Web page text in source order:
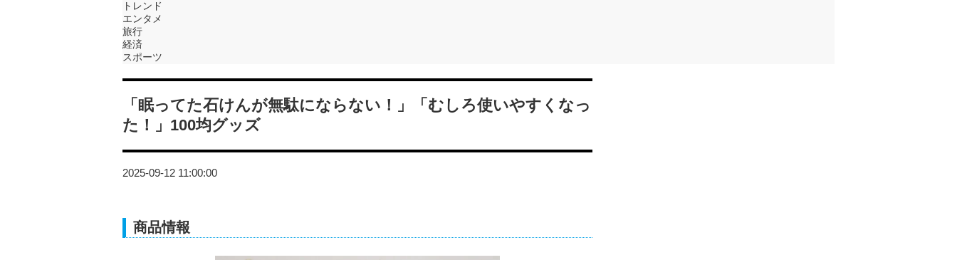
トレンド
エンタメ
旅行
経済
スポーツ
「眠ってた石けんが無駄にならない！」「むしろ使いやすくなっ
た！」100均グッズ
2025-09-12 11:00:00
商品情報